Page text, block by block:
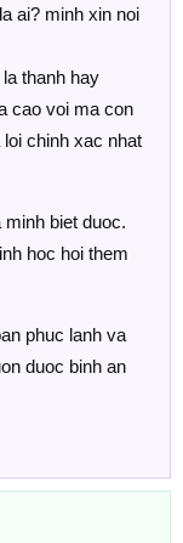
ai? minh xin noi
thanh hay
cao voi ma con
chinh xac nhat
biet duoc.
hoc hoi them
phuc lanh va
duoc binh an